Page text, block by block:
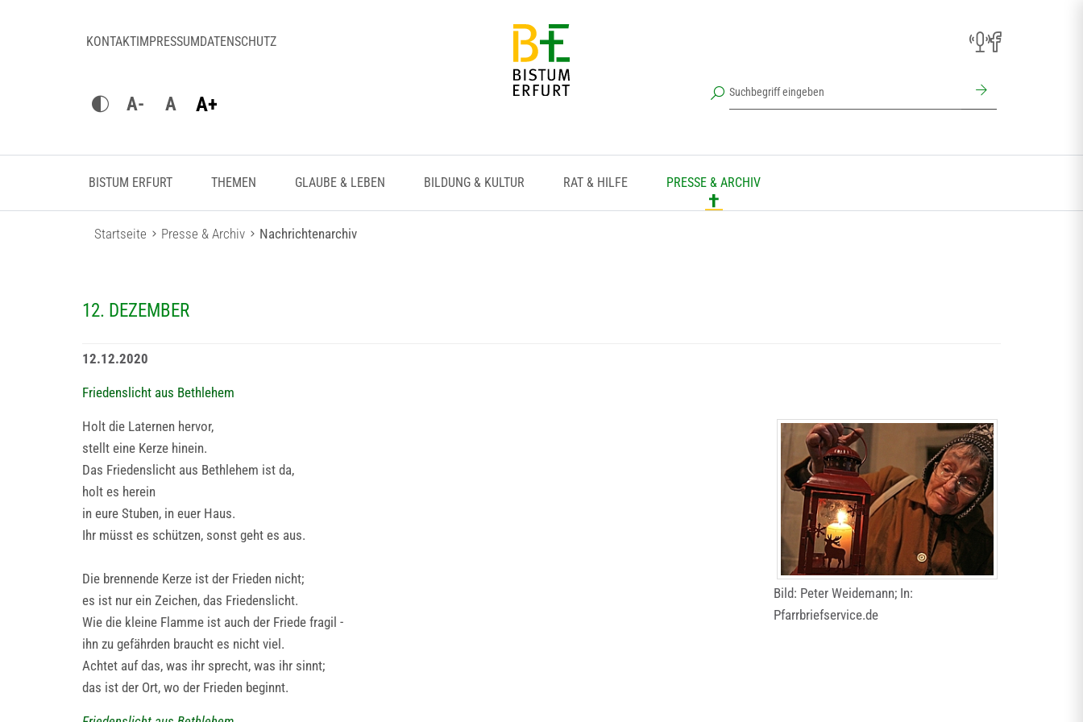
KONTAKTIMPRESSUMDATENSCHUTZ
A- A A+
BISTUM ERFURT THEMEN GLAUBE & LEBEN BILDUNG & KULTUR RAT & HILFE PRESSE & ARCHIV
Startseite Presse & Archiv Nachrichtenarchiv
12. DEZEMBER
12.12.2020
Friedenslicht aus Bethlehem
Bild: Peter Weidemann; In:
Pfarrbriefservice.de
Holt die Laternen hervor,
stellt eine Kerze hinein.
Das Friedenslicht aus Bethlehem ist da,
holt es herein
in eure Stuben, in euer Haus.
Ihr müsst es schützen, sonst geht es aus.
Die brennende Kerze ist der Frieden nicht;
es ist nur ein Zeichen, das Friedenslicht.
Wie die kleine Flamme ist auch der Friede fragil -
ihn zu gefährden braucht es nicht viel.
Achtet auf das, was ihr sprecht, was ihr sinnt;
das ist der Ort, wo der Frieden beginnt.